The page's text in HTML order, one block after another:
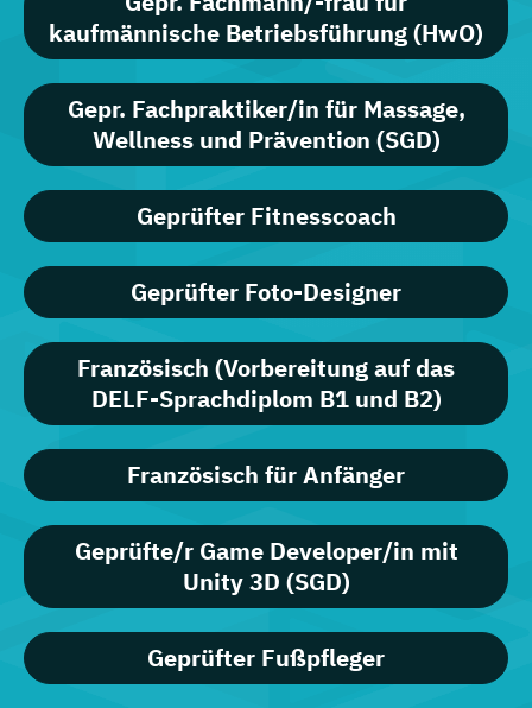
kaufmännische Betriebsführung (HwO)
Gepr. Fachpraktiker/in für Massage,
Wellness und Prävention (SGD)
Geprüfter Fitnesscoach
Geprüfter Foto-Designer
Französisch (Vorbereitung auf das
DELF-Sprachdiplom B1 und B2)
Französisch für Anfänger
Geprüfte/r Game Developer/in mit
Unity 3D (SGD)
Geprüfter Fußpfleger